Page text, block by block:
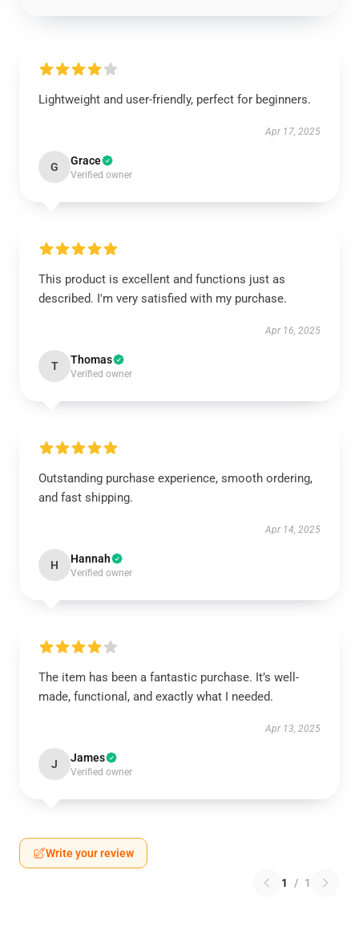
Lightweight and user-friendly, perfect for beginners.
Apr 17, 2025
G Grace
Verified owner
This product is excellent and functions just as
described. I'm very satisfied with my purchase.
Apr 16, 2025
T Thomas
Verified owner
Outstanding purchase experience, smooth ordering,
and fast shipping.
Apr 14, 2025
H Hannah
Verified owner
The item has been a fantastic purchase. It’s well-
made, functional, and exactly what I needed.
Apr 13, 2025
J James
Verified owner
Write your review
1 / 1